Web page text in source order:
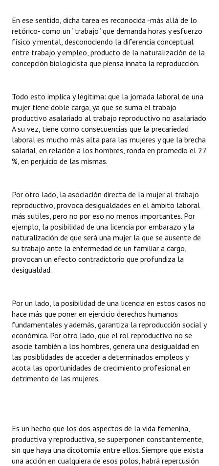
En ese sentido, dicha tarea es reconocida -más allá de lo
retórico- como un “trabajo” que demanda horas y esfuerzo
físico y mental, desconociendo la diferencia conceptual
entre trabajo y empleo, producto de la naturalización de la
concepción biologicista que piensa innata la reproducción.
Todo esto implica y legitima: que la jornada laboral de una
mujer tiene doble carga, ya que se suma el trabajo
productivo asalariado al trabajo reproductivo no asalariado.
A su vez, tiene como consecuencias que la precariedad
laboral es mucho más alta para las mujeres y que la brecha
salarial, en relación a los hombres, ronda en promedio el 27
%, en perjuicio de las mismas.
Por otro lado, la asociación directa de la mujer al trabajo
reproductivo, provoca desigualdades en el ámbito laboral
más sutiles, pero no por eso no menos importantes. Por
ejemplo, la posibilidad de una licencia por embarazo y la
naturalización de que será una mujer la que se ausente de
su trabajo ante la enfermedad de un familiar a cargo,
provocan un efecto contradictorio que profundiza la
desigualdad.
Por un lado, la posibilidad de una licencia en estos casos no
hace más que poner en ejercicio derechos humanos
fundamentales y además, garantiza la reproducción social y
económica. Por otro lado, que el rol reproductivo no se
asocie también a los hombres, genera una desigualdad en
las posiblidades de acceder a determinados empleos y
acota las oportunidades de crecimiento profesional en
detrimento de las mujeres.
Es un hecho que los dos aspectos de la vida femenina,
productiva y reproductiva, se superponen constantemente,
sin que haya una dicotomía entre ellos. Siempre que exista
una acción en cualquiera de esos polos, habrá repercusión